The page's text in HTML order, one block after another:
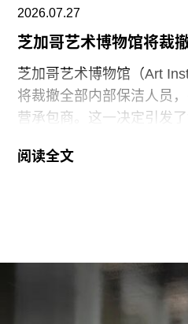
Cultural District）最新落成
化区还包括阿布扎比卢浮
2026.07.27
芝加哥艺术博物馆将裁
芝加哥艺术博物馆（Art
将裁撤全部内部保洁人员
营承包商。这一决定引发
年。这批员工的最后工作
示，这些员工可向即将接
阅读全文